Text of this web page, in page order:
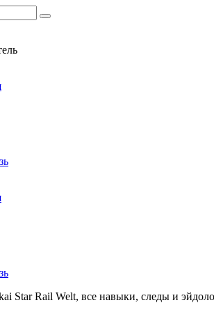
Star Rail Welt, все навыки, следы и